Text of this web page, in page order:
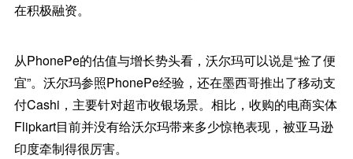
在积极融资。
从PhonePe的估值与增长势头看，沃尔玛可以说是“捡了便
宜”。沃尔玛参照PhonePe经验，还在墨西哥推出了移动支
付Cashi，主要针对超市收银场景。相比，收购的电商实体
Flipkart目前并没有给沃尔玛带来多少惊艳表现，被亚马逊
印度牵制得很厉害。